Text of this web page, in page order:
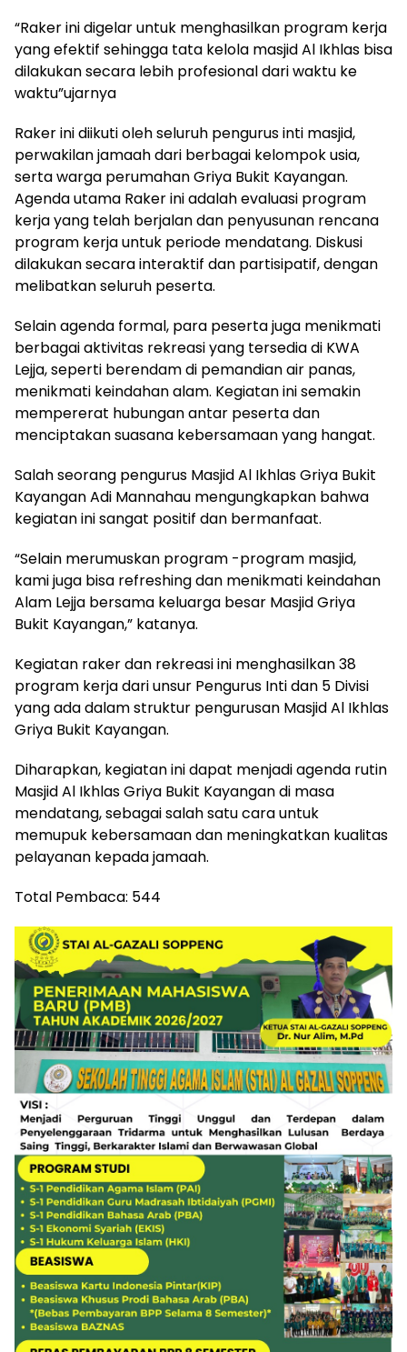
“Raker ini digelar untuk menghasilkan program kerja
yang efektif sehingga tata kelola masjid Al Ikhlas bisa
dilakukan secara lebih profesional dari waktu ke
waktu”ujarnya
Raker ini diikuti oleh seluruh pengurus inti masjid,
perwakilan jamaah dari berbagai kelompok usia,
serta warga perumahan Griya Bukit Kayangan.
Agenda utama Raker ini adalah evaluasi program
kerja yang telah berjalan dan penyusunan rencana
program kerja untuk periode mendatang. Diskusi
dilakukan secara interaktif dan partisipatif, dengan
melibatkan seluruh peserta.
Selain agenda formal, para peserta juga menikmati
berbagai aktivitas rekreasi yang tersedia di KWA
Lejja, seperti berendam di pemandian air panas,
menikmati keindahan alam. Kegiatan ini semakin
mempererat hubungan antar peserta dan
menciptakan suasana kebersamaan yang hangat.
Salah seorang pengurus Masjid Al Ikhlas Griya Bukit
Kayangan Adi Mannahau mengungkapkan bahwa
kegiatan ini sangat positif dan bermanfaat.
“Selain merumuskan program -program masjid,
kami juga bisa refreshing dan menikmati keindahan
Alam Lejja bersama keluarga besar Masjid Griya
Bukit Kayangan,” katanya.
Kegiatan raker dan rekreasi ini menghasilkan 38
program kerja dari unsur Pengurus Inti dan 5 Divisi
yang ada dalam struktur pengurusan Masjid Al Ikhlas
Griya Bukit Kayangan.
Diharapkan, kegiatan ini dapat menjadi agenda rutin
Masjid Al Ikhlas Griya Bukit Kayangan di masa
mendatang, sebagai salah satu cara untuk
memupuk kebersamaan dan meningkatkan kualitas
pelayanan kepada jamaah.
Total Pembaca: 544